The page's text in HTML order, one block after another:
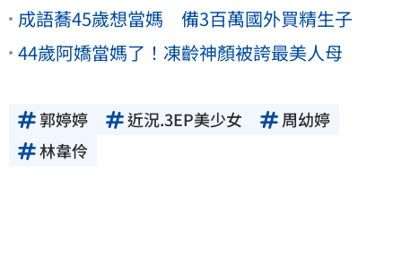
成語蕎45歲想當媽 備3百萬國外買精生子
44歲阿嬌當媽了！凍齡神顏被誇最美人母
郭婷婷 近況.3EP美少女
周幼婷
林韋伶